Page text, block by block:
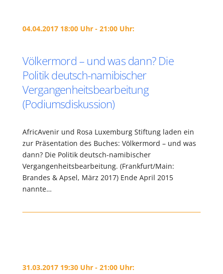
04.04.2017 18:00 Uhr - 21:00 Uhr:
Völkermord – und was dann? Die
Politik deutsch-namibischer
Vergangenheitsbearbeitung
(Podiumsdiskussion)
AfricAvenir und Rosa Luxemburg Stiftung laden ein
zur Präsentation des Buches: Völkermord – und was
dann? Die Politik deutsch-namibischer
Vergangenheitsbearbeitung. (Frankfurt/Main:
Brandes & Apsel, März 2017) Ende April 2015
nannte…
31.03.2017 19:30 Uhr - 21:00 Uhr: